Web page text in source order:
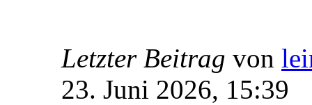
Letzter Beitrag von
23. Juni 2026, 15:39